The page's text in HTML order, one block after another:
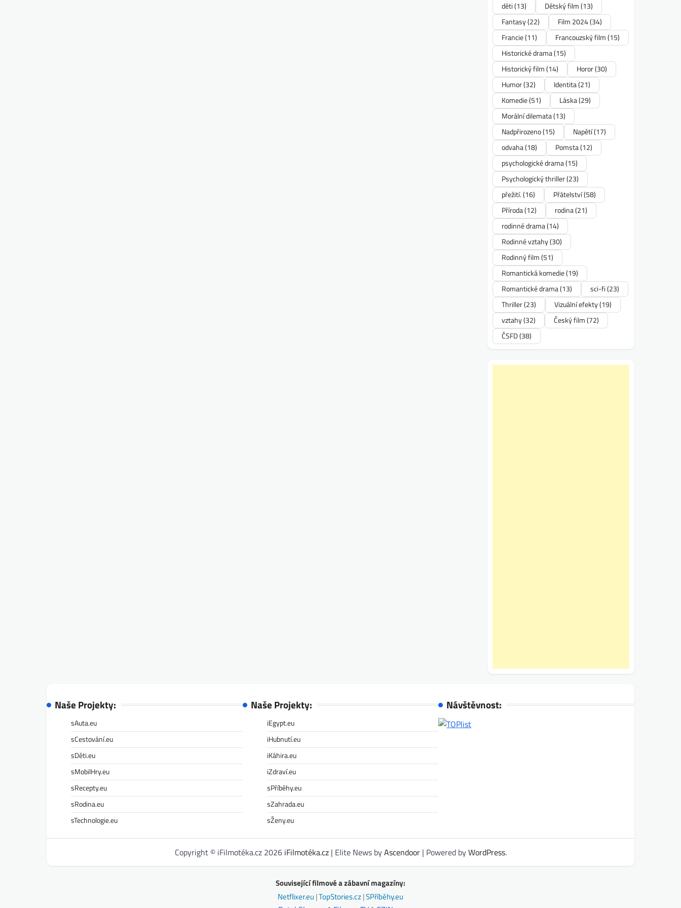
děti(13) Dětský film(13)
Fantasy(22) Film 2024(34)
Francie(11) Francouzský film(15)
Historické drama(15)
Historický film(14) Horor(30)
Humor(32) Identita(21)
Komedie(51) Láska(29)
Morální dilemata(13)
Nadpřirozeno(15) Napětí(17)
odvaha(18) Pomsta(12)
psychologické drama(15)
Psychologický thriller(23)
přežití.(16) Přátelství(58)
Příroda(12) rodina(21)
rodinné drama(14)
Rodinné vztahy(30)
Rodinný film(51)
Romantická komedie(19)
Romantické drama(13) sci-fi(23)
Thriller(23) Vizuální efekty(19)
vztahy(32) Český film(72)
ČSFD(38)
Naše Projekty:
sAuta.eu
sCestování.eu
sDěti.eu
sMobilHry.eu
sRecepty.eu
sRodina.eu
sTechnologie.eu
Naše Projekty:
iEgypt.eu
iHubnutí.eu
iKáhira.eu
iZdraví.eu
sPříběhy.eu
sZahrada.eu
sŽeny.eu
Návštěvnost:
Copyright © iFilmotéka.cz 2026 iFilmotéka.cz| Elite News byAscendoor| Powered byWordPress.
Související filmové a zábavní magazíny:
Netflixer.eu |TopStories.cz|SPříběhy.eu